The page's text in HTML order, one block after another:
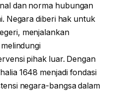
dan norma hubungan
Negara diberi hak untuk
menjalankan
pihak luar. Dengan
1648 menjadi fondasi
negara-bangsa dalam